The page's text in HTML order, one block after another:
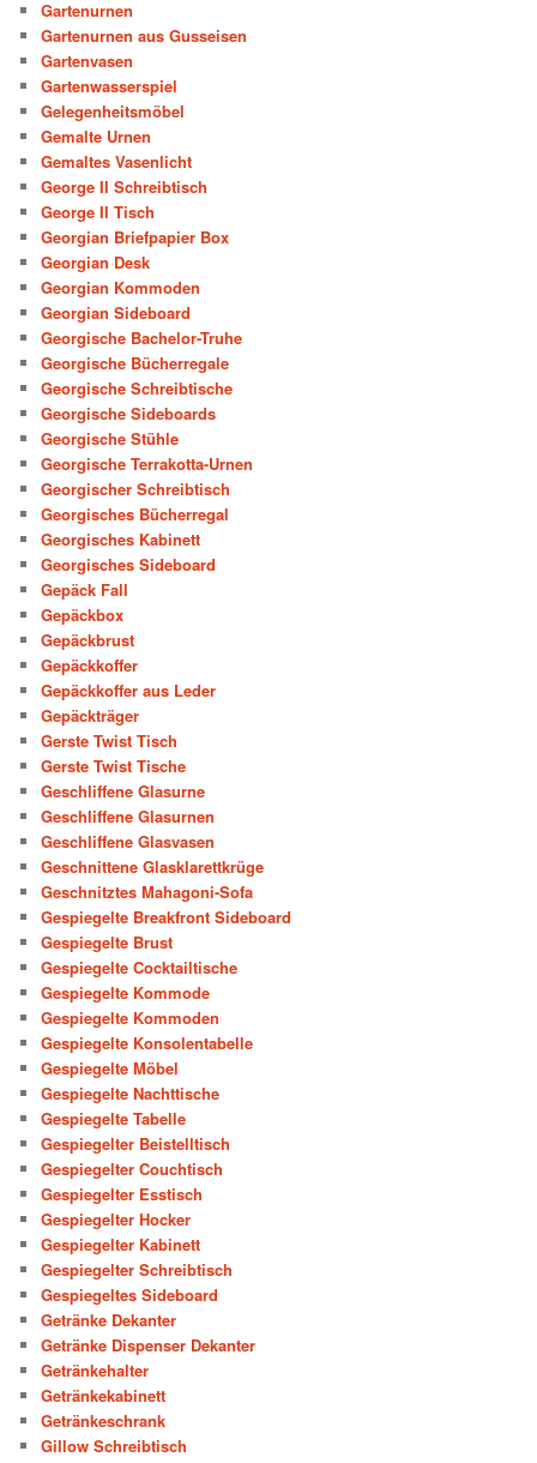
Gartenurnen
Gartenurnen aus Gusseisen
Gartenvasen
Gartenwasserspiel
Gelegenheitsmöbel
Gemalte Urnen
Gemaltes Vasenlicht
George II Schreibtisch
George II Tisch
Georgian Briefpapier Box
Georgian Desk
Georgian Kommoden
Georgian Sideboard
Georgische Bachelor-Truhe
Georgische Bücherregale
Georgische Schreibtische
Georgische Sideboards
Georgische Stühle
Georgische Terrakotta-Urnen
Georgischer Schreibtisch
Georgisches Bücherregal
Georgisches Kabinett
Georgisches Sideboard
Gepäck Fall
Gepäckbox
Gepäckbrust
Gepäckkoffer
Gepäckkoffer aus Leder
Gepäckträger
Gerste Twist Tisch
Gerste Twist Tische
Geschliffene Glasurne
Geschliffene Glasurnen
Geschliffene Glasvasen
Geschnittene Glasklarettkrüge
Geschnitztes Mahagoni-Sofa
Gespiegelte Breakfront Sideboard
Gespiegelte Brust
Gespiegelte Cocktailtische
Gespiegelte Kommode
Gespiegelte Kommoden
Gespiegelte Konsolentabelle
Gespiegelte Möbel
Gespiegelte Nachttische
Gespiegelte Tabelle
Gespiegelter Beistelltisch
Gespiegelter Couchtisch
Gespiegelter Esstisch
Gespiegelter Hocker
Gespiegelter Kabinett
Gespiegelter Schreibtisch
Gespiegeltes Sideboard
Getränke Dekanter
Getränke Dispenser Dekanter
Getränkehalter
Getränkekabinett
Getränkeschrank
Gillow Schreibtisch